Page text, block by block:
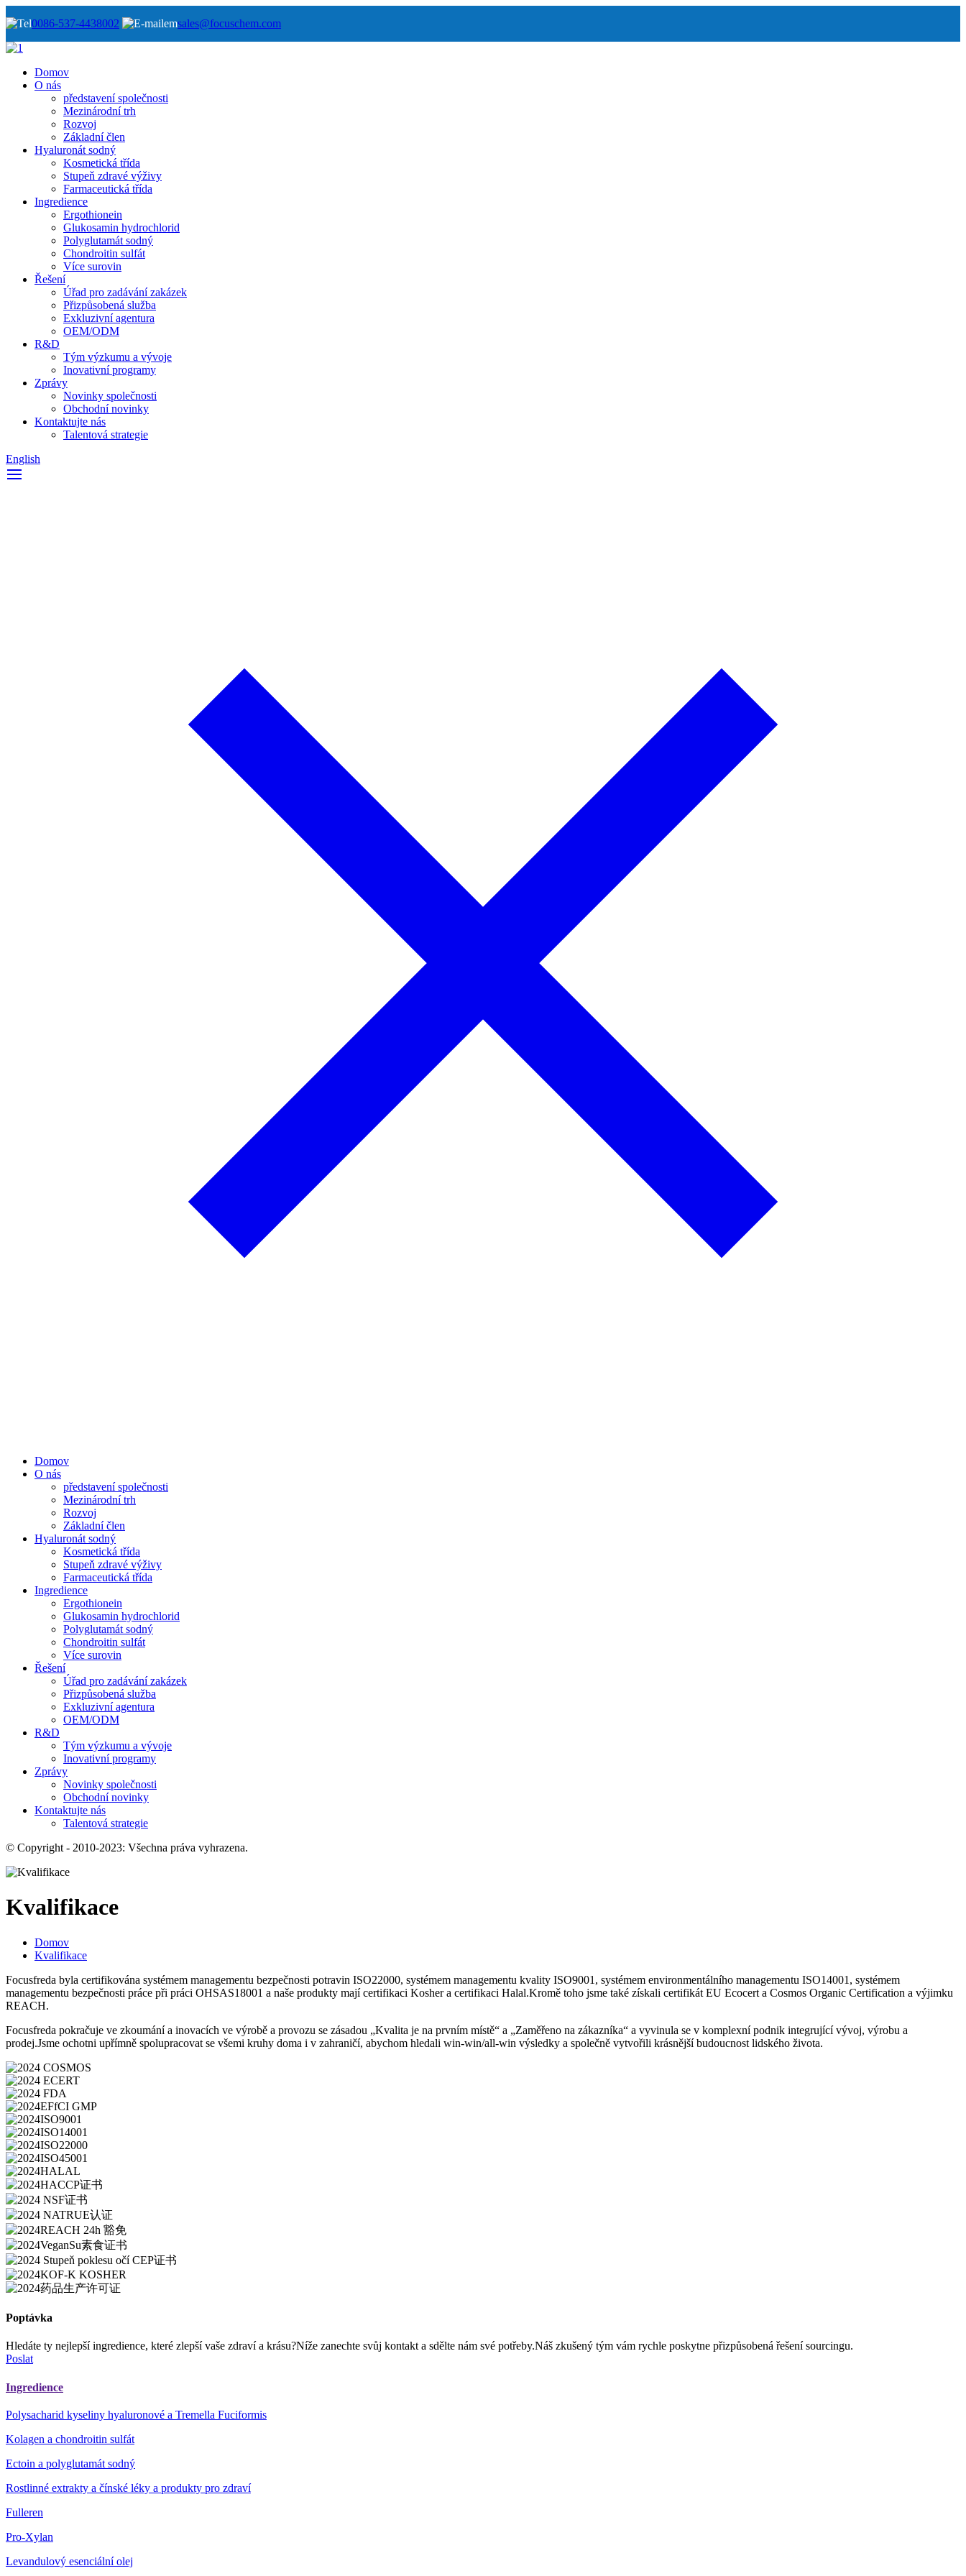
0086-537-4438002 sales@focuschem.com
Domov
O nás
představení společnosti
Mezinárodní trh
Rozvoj
Základní člen
Hyaluronát sodný
Kosmetická třída
Stupeň zdravé výživy
Farmaceutická třída
Ingredience
Ergothionein
Glukosamin hydrochlorid
Polyglutamát sodný
Chondroitin sulfát
Více surovin
Řešení
Úřad pro zadávání zakázek
Přizpůsobená služba
Exkluzivní agentura
OEM/ODM
R&D
Tým výzkumu a vývoje
Inovativní programy
Zprávy
Novinky společnosti
Obchodní novinky
Kontaktujte nás
Talentová strategie
English
Domov
O nás
představení společnosti
Mezinárodní trh
Rozvoj
Základní člen
Hyaluronát sodný
Kosmetická třída
Stupeň zdravé výživy
Farmaceutická třída
Ingredience
Ergothionein
Glukosamin hydrochlorid
Polyglutamát sodný
Chondroitin sulfát
Více surovin
Řešení
Úřad pro zadávání zakázek
Přizpůsobená služba
Exkluzivní agentura
OEM/ODM
R&D
Tým výzkumu a vývoje
Inovativní programy
Zprávy
Novinky společnosti
Obchodní novinky
Kontaktujte nás
Talentová strategie
© Copyright - 2010-2023: Všechna práva vyhrazena.
Kvalifikace
Domov
Kvalifikace
Focusfreda byla certifikována systémem managementu bezpečnosti potravin ISO22000, systémem managementu kvality ISO9001, systémem environmentálního managementu ISO14001, systémem
managementu bezpečnosti práce při práci OHSAS18001 a naše produkty mají certifikaci Kosher a certifikaci Halal.Kromě toho jsme také získali certifikát EU Ecocert a Cosmos Organic Certification a výjimku
REACH.
Focusfreda pokračuje ve zkoumání a inovacích ve výrobě a provozu se zásadou „Kvalita je na prvním místě“ a „Zaměřeno na zákazníka“ a vyvinula se v komplexní podnik integrující vývoj, výrobu a
prodej.Jsme ochotni upřímně spolupracovat se všemi kruhy doma i v zahraničí, abychom hledali win-win/all-win výsledky a společně vytvořili krásnější budoucnost lidského života.
Poptávka
Hledáte ty nejlepší ingredience, které zlepší vaše zdraví a krásu?Níže zanechte svůj kontakt a sdělte nám své potřeby.Náš zkušený tým vám rychle poskytne přizpůsobená řešení sourcingu.
Poslat
Ingredience
Polysacharid kyseliny hyaluronové a Tremella Fuciformis
Kolagen a chondroitin sulfát
Ectoin a polyglutamát sodný
Rostlinné extrakty a čínské léky a produkty pro zdraví
Fulleren
Pro-Xylan
Levandulový esenciální olej